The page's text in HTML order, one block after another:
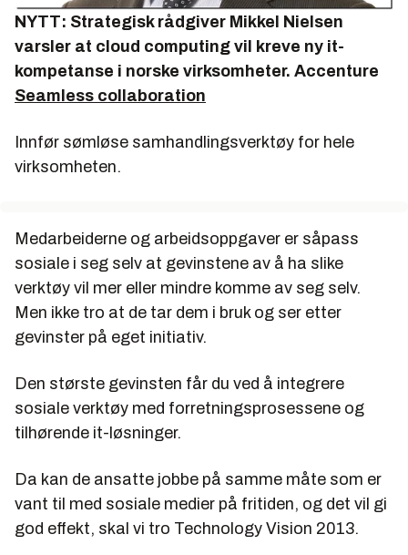
NYTT: Strategisk rådgiver Mikkel Nielsen
varsler at cloud computing vil kreve ny it-
kompetanse i norske virksomheter. Accenture
Seamless collaboration
Innfør sømløse samhandlingsverktøy for hele
virksomheten.
Medarbeiderne og arbeidsoppgaver er såpass
sosiale i seg selv at gevinstene av å ha slike
verktøy vil mer eller mindre komme av seg selv.
Men ikke tro at de tar dem i bruk og ser etter
gevinster på eget initiativ.
Den største gevinsten får du ved å integrere
sosiale verktøy med forretningsprosessene og
tilhørende it-løsninger.
Da kan de ansatte jobbe på samme måte som er
vant til med sosiale medier på fritiden, og det vil gi
god effekt, skal vi tro Technology Vision 2013.